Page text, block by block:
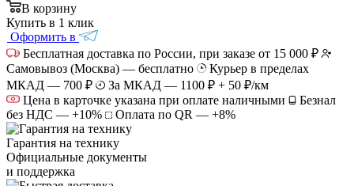
В корзину
Купить в 1 клик
Оформить в
Бесплатная доставка по России, при заказе от 15 000 ₽
Самовывоз (Москва) — бесплатно
Курьер в пределах
МКАД — 700 ₽
За МКАД — 1100 ₽ + 50 ₽/км
Цена в карточке указана при оплате наличными
Безнал
без НДС — +10%
Оплата по QR — +8%
Гарантия на технику
Официальные документы
и поддержка